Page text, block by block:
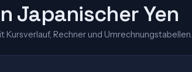
Japanischer Yen
Kursverlauf, Rechner und Umrechnungstabellen.